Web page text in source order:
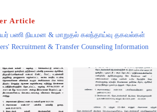
Article
பணி நியமன & மாறுதல் கலந்தாய்வு தகவல்கள்
Recruitment & Transfer Counseling Information